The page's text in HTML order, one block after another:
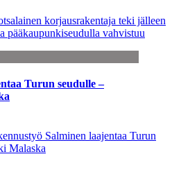
korjausrakentaja teki jälleen
pääkaupunkiseudulla vahvistuu
Turun seudulle –
Salminen laajentaa Turun
Malaska